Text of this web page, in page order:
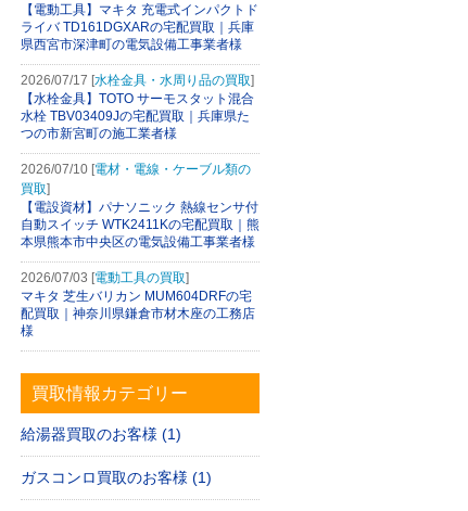
【電動工具】マキタ 充電式インパクトド
ライバ TD161DGXARの宅配買取｜兵庫
県西宮市深津町の電気設備工事業者様
2026/07/17 [水栓金具・水周り品の買取]
【水栓金具】TOTO サーモスタット混合
水栓 TBV03409Jの宅配買取｜兵庫県た
つの市新宮町の施工業者様
2026/07/10 [電材・電線・ケーブル類の
買取]
【電設資材】パナソニック 熱線センサ付
自動スイッチ WTK2411Kの宅配買取｜熊
本県熊本市中央区の電気設備工事業者様
2026/07/03 [電動工具の買取]
マキタ 芝生バリカン MUM604DRFの宅
配買取｜神奈川県鎌倉市材木座の工務店
様
買取情報カテゴリー
給湯器買取のお客様 (1)
ガスコンロ買取のお客様 (1)